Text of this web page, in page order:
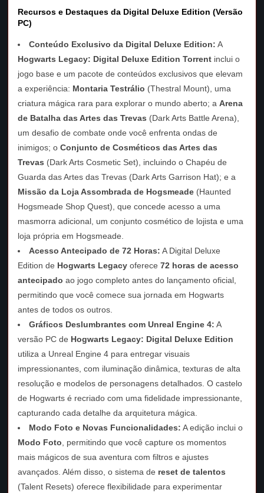
Recursos e Destaques da Digital Deluxe Edition (Versão
PC)
Conteúdo Exclusivo da Digital Deluxe Edition: A
Hogwarts Legacy: Digital Deluxe Edition Torrent inclui o
jogo base e um pacote de conteúdos exclusivos que elevam
a experiência: Montaria Testrálio (Thestral Mount), uma
criatura mágica rara para explorar o mundo aberto; aArena
de Batalha das Artes das Trevas (Dark Arts Battle Arena),
um desafio de combate onde você enfrenta ondas de
inimigos; oConjunto de Cosméticos das Artes das
Trevas (Dark Arts Cosmetic Set), incluindo o Chapéu de
Guarda das Artes das Trevas (Dark Arts Garrison Hat); e a
Missão da Loja Assombrada de Hogsmeade (Haunted
Hogsmeade Shop Quest), que concede acesso a uma
masmorra adicional, um conjunto cosmético de lojista e uma
loja própria em Hogsmeade.
Acesso Antecipado de 72 Horas: A Digital Deluxe
Edition de Hogwarts Legacy oferece72 horas de acesso
antecipado ao jogo completo antes do lançamento oficial,
permitindo que você comece sua jornada em Hogwarts
antes de todos os outros.
Gráficos Deslumbrantes com Unreal Engine 4: A
versão PC de Hogwarts Legacy: Digital Deluxe Edition
utiliza a Unreal Engine 4 para entregar visuais
impressionantes, com iluminação dinâmica, texturas de alta
resolução e modelos de personagens detalhados. O castelo
de Hogwarts é recriado com uma fidelidade impressionante,
capturando cada detalhe da arquitetura mágica.
Modo Foto e Novas Funcionalidades: A edição inclui o
Modo Foto , permitindo que você capture os momentos
mais mágicos de sua aventura com filtros e ajustes
avançados. Além disso, o sistema de reset de talentos
(Talent Resets) oferece flexibilidade para experimentar